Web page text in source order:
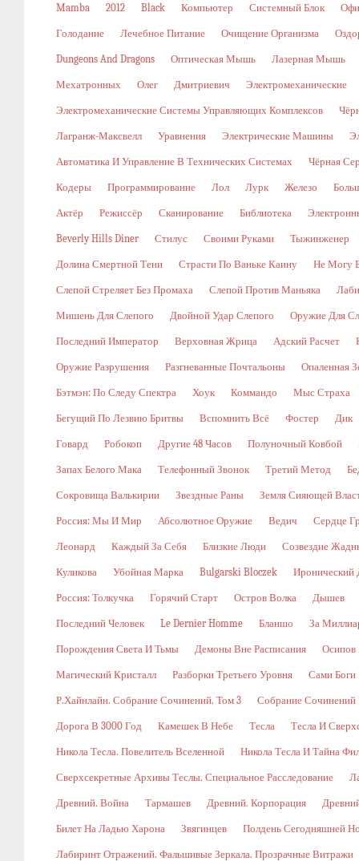
Mamba 2012 Black Компьютер Системный Блок
Голодание Лечебное Питание Очищение Организма
Dungeons And Dragons Оптическая Мышь Лазерная Мышь
Мехатронных Олег Дмитриевич Электромеханические
Электромеханические Системы Управляющих Комплексов
Лагранж-Максвелл Уравнения Электрические Машины
Автоматика И Управление В Технических Системах Чёрная
Кодеры Программирование Лол Лурк Железо
Актёр Режиссёр Сканирование Библиотека
Beverly Hills Diner Стилус Своими Руками Тыжинженер
Долина Смертной Тени Страсти По Ваньке Каину Не Могу
Слепой Стреляет Без Промаха Слепой Против Маньяка
Мишень Для Слепого Двойной Удар Слепого Оружие Для
Последний Император Верховная Жрица Адский Расчет
Оружие Разрушения Разгневанные Почтальоны Опаленная
Бэтмэн: По Следу Спектра Хоук Коммандо Мыс Страха
Бегущий По Лезвию Бритвы Вспомнить Всё Фостер Дик
Говард Робокоп Другие 48 Часов Полуночный Ковбой
Запах Белого Мака Телефонный Звонок Третий Метод
Сокровища Валькирии Звездные Раны Земля Сияющей
Россия: Мы И Мир Абсолютное Оружие Ведич Сердце
Леонард Каждый За Себя Близкие Люди Созвездие
Куликова Убойная Марка Bulgarski Bloczek Иронический
Россия: Толкучка Горячий Старт Остров Волка Дышев
Последний Человек Le Dernier Homme Бланшо За
Порождения Света И Тьмы Демоны Вне Расписания Осипов
Магический Кристалл Разборки Третьего Уровня Сами Боги
Р.Хайнлайн. Собрание Сочинений. Том 3 Собрание Сочинений
Дорога В 3000 Год Камешек В Небе Тесла Тесла И
Никола Тесла. Повелитель Вселенной Никола Тесла И Тайна
Сверхсекретные Архивы Теслы. Специальное Расследование
Древний. Война Тармашев Древний. Корпорация
Билет На Ладью Харона Звягинцев Полдень Сегодняшней
Лабиринт Отражений. Фальшивые Зеркала. Прозрачные Витражи